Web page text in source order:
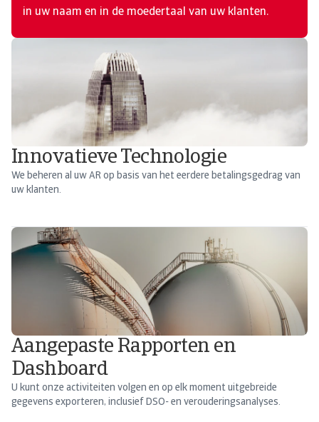
in uw naam en in de moedertaal van uw klanten.
Innovatieve Technologie
We beheren al uw AR op basis van het eerdere betalingsgedrag van
uw klanten.
Aangepaste Rapporten en
Dashboard​
U kunt onze activiteiten volgen en op elk moment uitgebreide
gegevens exporteren, inclusief DSO- en verouderingsanalyses.